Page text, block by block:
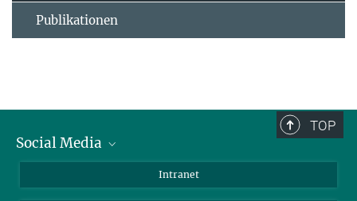
Publikationen
TOP
Social Media
LinkedIn
Intranet